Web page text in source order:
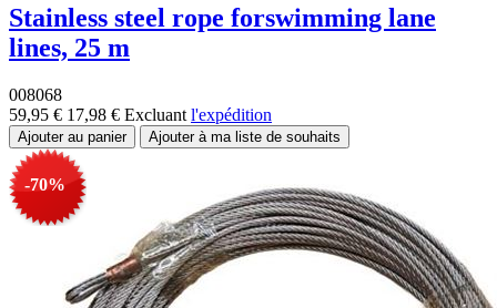
Stainless steel rope forswimming lane
lines, 25 m
008068
59,95 € 17,98 € Excluant l'expédition
-70%